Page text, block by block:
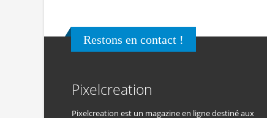
Restons en contact !
Pixelcreation
Pixelcreation est un magazine en ligne destiné aux